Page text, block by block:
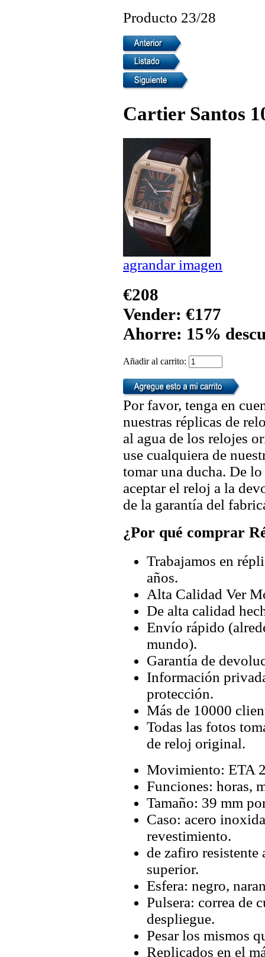
Producto 23/28
Cartier Santos
agrandar imagen
€208
Vender: €177
Ahorre: 15%
Añadir al carrito:
Por favor, tenga en
nuestras réplicas de
al agua de los relojes
use cualquiera de
tomar una ducha. De
aceptar el reloj a la
de la garantía del
¿Por qué comprar
Trabajamos en
años.
Alta Calidad Ver
De alta calidad
Envío rápido
mundo).
Garantía de
Información
protección.
Más de 10000
Todas las fotos
de reloj original.
Movimiento: ETA
Funciones: horas,
Tamaño: 39 mm
Caso: acero
revestimiento.
de zafiro resistente
superior.
Esfera: negro,
Pulsera: correa de
despliegue.
Pesar los mismos
Replicados en el